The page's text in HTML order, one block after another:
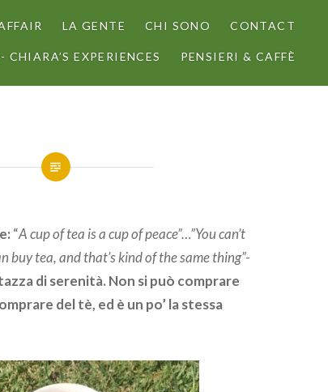
LA GENTE CHI SONO CONTACT
EXPERIENCES PENSIERI & CAFFÈ
“A cup of tea is a cup of peace”…”You can’t
buy tea, and that’s kind of the same thing”-
di serenità. Non si può comprare
del tè, ed è un po’ la stessa